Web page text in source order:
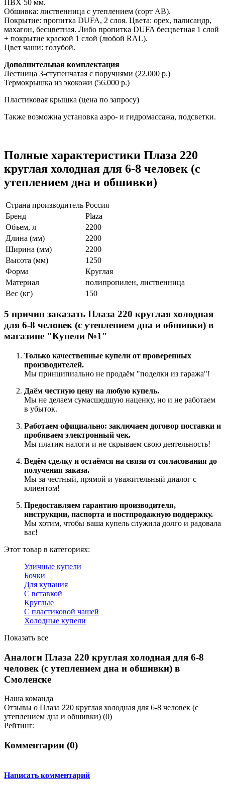
ПВХ 50 мм.
Обшивка: лиственница с утеплением (сорт АВ).
Покрытие: пропитка DUFA, 2 слоя. Цвета: орех, палисандр,
махагон, бесцветная. Либо пропитка DUFA бесцветная 1 слой
+ покрытие краской 1 слой (любой RAL).
Цвет чаши: голубой.
Дополнительная комплектация
Лестница 3-ступенчатая с поручнями (22.000 р.)
Термокрышка из экокожи (56.000 р.)
Пластиковая крышка (цена по запросу)
Также возможна установка аэро- и гидромассажа, подсветки.
Полные характеристики Плаза 220
круглая холодная для 6-8 человек (с
утеплением дна и обшивки)
Страна производитель Россия
Бренд
Plaza
Объем, л
2200
Длина (мм)
2200
Ширина (мм)
2200
Высота (мм)
1250
Форма
Круглая
Материал
полипропилен, лиственница
Вес (кг)
150
5 причин заказать Плаза 220 круглая холодная
для 6-8 человек (с утеплением дна и обшивки) в
магазине "Купели №1"
Только качественные купели от проверенных
производителей.
Мы принципиально не продаём "поделки из гаража"!
Даём честную цену на любую купель.
Мы не делаем сумасшедшую наценку, но и не работаем
в убыток.
Работаем официально: заключаем договор поставки и
пробиваем электронный чек.
Мы платим налоги и не скрываем свою деятельность!
Ведём сделку и остаёмся на связи от согласования до
получения заказа.
Мы за честный, прямой и уважительный диалог с
клиентом!
Предоставляем гарантию производителя,
инструкции, паспорта и постпродажную поддержку.
Мы хотим, чтобы ваша купель служила долго и радовала
вас!
Этот товар в категориях:
Уличные купели
Бочки
Для купания
С вставкой
Круглые
С пластиковой чашей
Холодные купели
Показать все
Аналоги Плаза 220 круглая холодная для 6-8
человек (с утеплением дна и обшивки) в
Смоленске
Наша команда
Отзывы о Плаза 220 круглая холодная для 6-8 человек (с
утеплением дна и обшивки) (0)
Рейтинг:
Комментарии (0)
Написать комментарий